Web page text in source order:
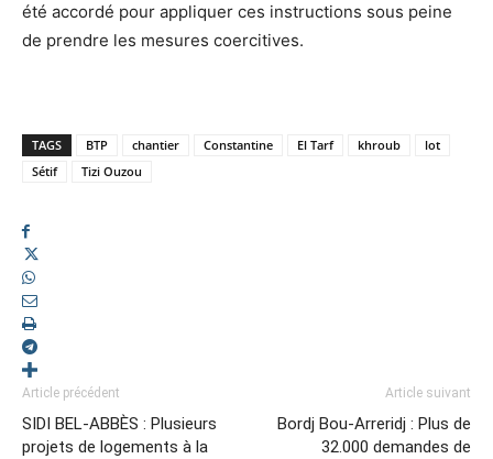
été accordé pour appliquer ces instructions sous peine
de prendre les mesures coercitives.
TAGS BTP chantier Constantine El Tarf khroub
lot
Sétif
Tizi Ouzou
Article précédent
SIDI BEL-ABBÈS : Plusieurs
projets de logements à la
Article suivant
Bordj Bou-Arreridj : Plus de
32.000 demandes de